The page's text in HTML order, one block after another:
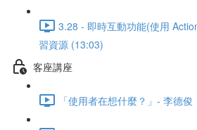
3.28 - 即時互動功能(使用
習資源 (13:03)
客座講座
「使用者在想什麼？」- 李德